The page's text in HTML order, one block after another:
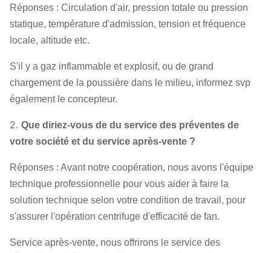
Fan centrifuge
Facultatif
composants
d'admission et de débouché,
Bride d'admission et de débouché,
amortisseur, déclencheur électrique, isolant de
accouplement liquide, couverture de pluie de
moteur, capteur de température, capteur
vibrant, démarreur mou, inverseur, moteur
électrique spécial, système de lubrification
d'instrument de contrôle du système, réservoir
Réponses : Circulation d'air, pression totale ou pression
statique, température d'admission, tension et fréquence
locale, altitude etc.
S'il y a gaz inflammable et explosif, ou de grand
chargement de la poussière dans le milieu, informez svp
également le concepteur.
2. Que diriez-vous de du service des préventes de
votre société et du service après-vente ?
Réponses : Avant notre coopération, nous avons l'équipe
technique professionnelle pour vous aider à faire la
solution technique selon votre condition de travail, pour
s'assurer l'opération centrifuge d'efficacité de fan.
Service après-vente, nous offrirons le service des